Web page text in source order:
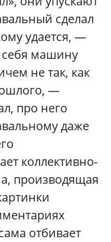
сделал
удается, —
себя машину
не так, как
—
про него
даже
коллективно-
производящая
отбивает